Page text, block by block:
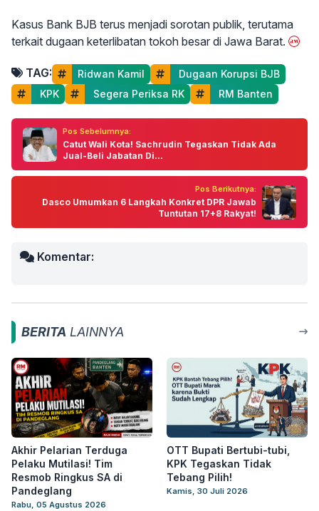
Kasus Bank BJB terus menjadi sorotan publik, terutama
terkait dugaan keterlibatan tokoh besar di Jawa Barat.
TAG: Ridwan Kamil
Dugaan Korupsi BJB
KPK
Segera Periksa RK RM Banten
Pos Sebelumnya:
Catut Wali Kota! Sachrudin Tegaskan Tidak Ada
Jual-Beli Jabatan Di...
Pos Berikutnya:
Dasco Umumkan 6 Langkah Konkret DPR Jawab
Tuntutan 17+8 Rakyat!
Komentar:
BERITA LAINNYA
Akhir Pelarian Terduga
Pelaku Mutilasi! Tim
Resmob Ringkus SA di
Pandeglang
Rabu, 05 Agustus 2026
OTT Bupati Bertubi-tubi,
KPK Tegaskan Tidak
Tebang Pilih!
Kamis, 30 Juli 2026